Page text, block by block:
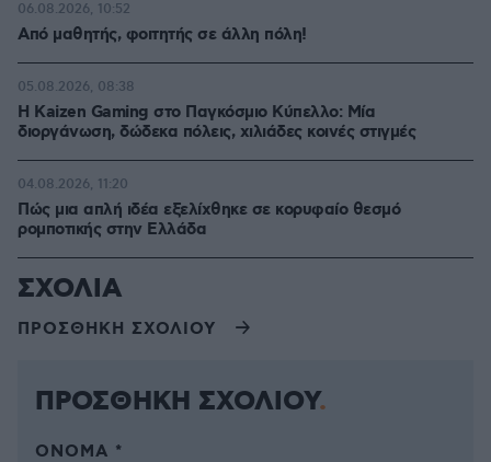
Από μαθητής, φοιτητής σε άλλη πόλη!
06.08.2026, 10:52
H Kaizen Gaming στο Παγκόσμιο Kύπελλο: Μία
διοργάνωση, δώδεκα πόλεις, χιλιάδες κοινές στιγμές
05.08.2026, 08:38
Πώς μια απλή ιδέα εξελίχθηκε σε κορυφαίο θεσμό
ρομποτικής στην Ελλάδα
04.08.2026, 11:20
ΣΧΟΛΙΑ
ΠΡΟΣΘΗΚΗ ΣΧΟΛΙΟΥ
ΠΡΟΣΘΗΚΗ ΣΧΟΛΙΟΥ
ΌΝΟΜΑ *